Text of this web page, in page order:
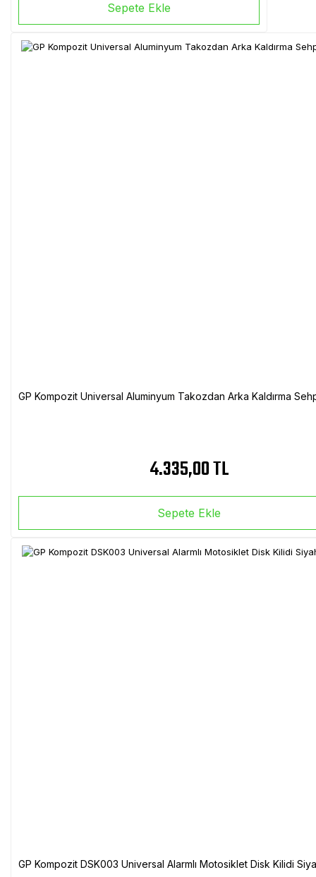
Sepete Ekle
GP Kompozit Universal Aluminyum Takozdan Arka Kaldırma
4.335,00 TL
Sepete Ekle
GP Kompozit DSK003 Universal Alarmlı Motosiklet Disk Kilidi